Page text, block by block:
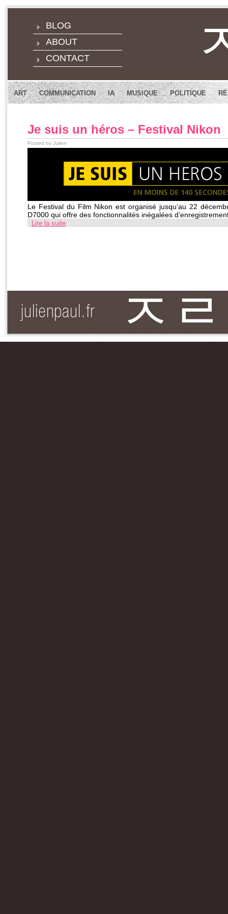
BLOG
ABOUT
CONTACT
ART COMMUNICATION IA MUSIQUE POLITIQUE
Je suis un héros – Festival Nikon
Posted by Julien
Le Festival du Film Nikon est organisé jusqu’au 22
D7000 qui offre des fonctionnalités inégalées
Lire la suite